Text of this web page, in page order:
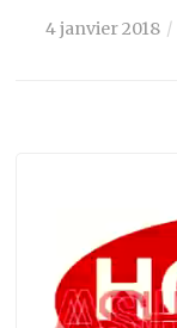
4 janvier 2018